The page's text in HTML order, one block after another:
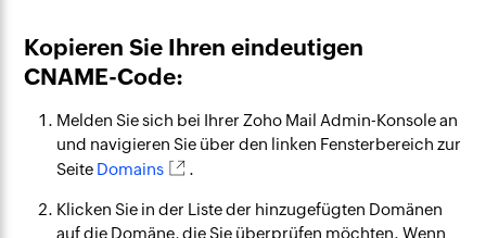
Kopieren Sie Ihren eindeutigen
CNAME-Code:
Melden Sie sich bei Ihrer Zoho Mail Admin-Konsole an
und navigieren Sie über den linken Fensterbereich zur
Seite Domains .
Klicken Sie in der Liste der hinzugefügten Domänen
auf die Domäne, die Sie überprüfen möchten. Wenn